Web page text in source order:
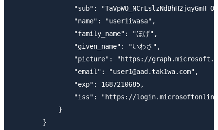
"sub": "TaVpWO_NCrLslzNdBhH2jqyGmH-
                "name": "user1iwasa",
                "family_name": "ほげ",
                "given_name": "いわさ",
"picture": "https://
                "email": "user1@aad.tak1wa.com",
                "exp": 1687210685,
"iss": "https://
            }
        }